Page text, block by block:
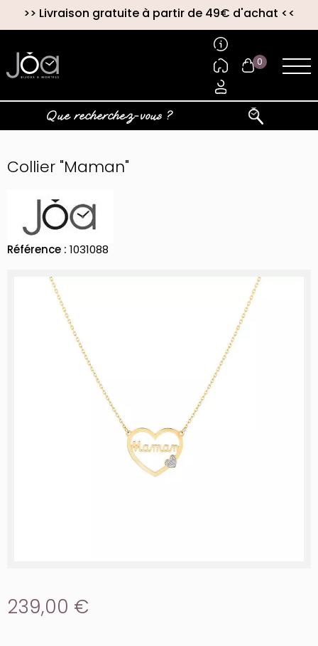
>> Livraison gratuite à partir de 49€ d'achat <<
0
Collier "Maman"
Référence : 1031088
239,00 €